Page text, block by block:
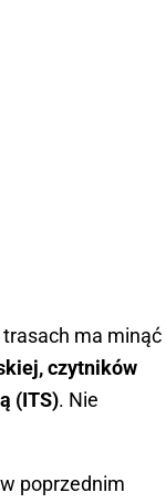
ma minąć
czytników
(ITS). Nie
poprzednim